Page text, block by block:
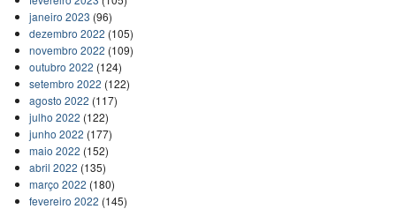
janeiro 2023 (96)
dezembro 2022 (105)
novembro 2022 (109)
outubro 2022 (124)
setembro 2022 (122)
agosto 2022 (117)
julho 2022 (122)
junho 2022 (177)
maio 2022 (152)
abril 2022 (135)
março 2022 (180)
fevereiro 2022 (145)